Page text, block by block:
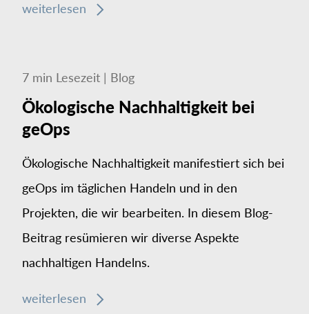
weiterlesen
7 min Lesezeit | Blog
Ökologische Nachhaltigkeit bei
geOps
Ökologische Nachhaltigkeit manifestiert sich bei
geOps im täglichen Handeln und in den
Projekten, die wir bearbeiten. In diesem Blog-
Beitrag resümieren wir diverse Aspekte
nachhaltigen Handelns.
weiterlesen